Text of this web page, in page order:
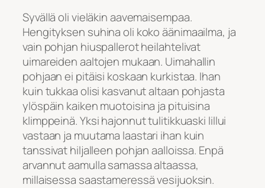
Syvällä oli vieläkin aavemaisempaa.
Hengityksen suhina oli koko äänimaailma, ja
vain pohjan hiuspallerot heilahtelivat
uimareiden aaltojen mukaan. Uimahallin
pohjaan ei pitäisi koskaan kurkistaa. Ihan
kuin tukkaa olisi kasvanut altaan pohjasta
ylöspäin kaiken muotoisina ja pituisina
klimppeinä. Yksi hajonnut tulitikkuaski lillui
vastaan ja muutama laastari ihan kuin
tanssivat hiljalleen pohjan aalloissa. Enpä
arvannut aamulla samassa altaassa,
millaisessa saastameressä vesijuoksin.